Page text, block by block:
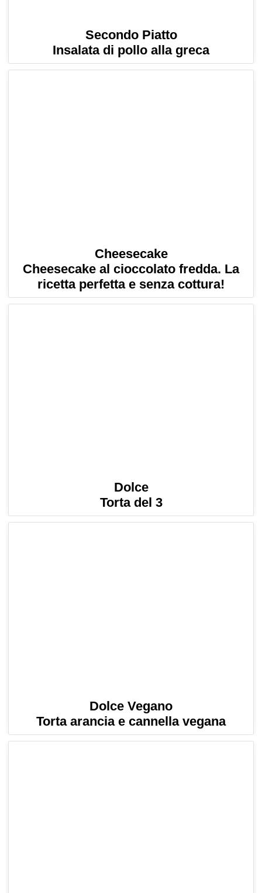
Secondo Piatto
Insalata di pollo alla greca
Cheesecake
Cheesecake al cioccolato fredda. La
ricetta perfetta e senza cottura!
Dolce
Torta del 3
Dolce Vegano
Torta arancia e cannella vegana